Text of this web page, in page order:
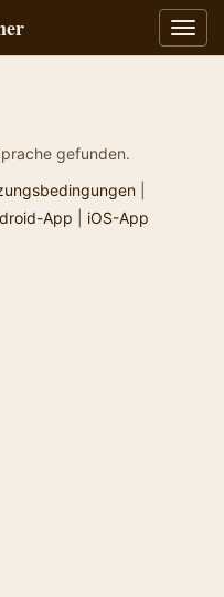
gefunden.
App iOS-App